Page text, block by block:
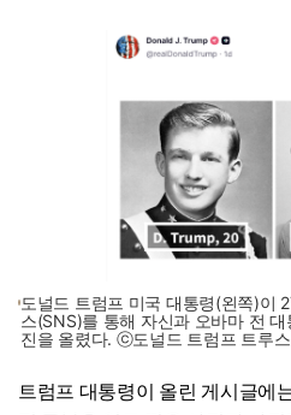
도널드 트럼프 미국 대통령(왼쪽)이
스(SNS)를 통해 자신과 오바마 전
진을 올렸다. ⓒ도널드 트럼프 트루
트럼프 대통령이 올린 게시글에